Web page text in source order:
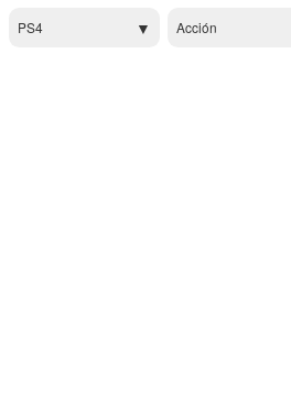
PS4 Acción